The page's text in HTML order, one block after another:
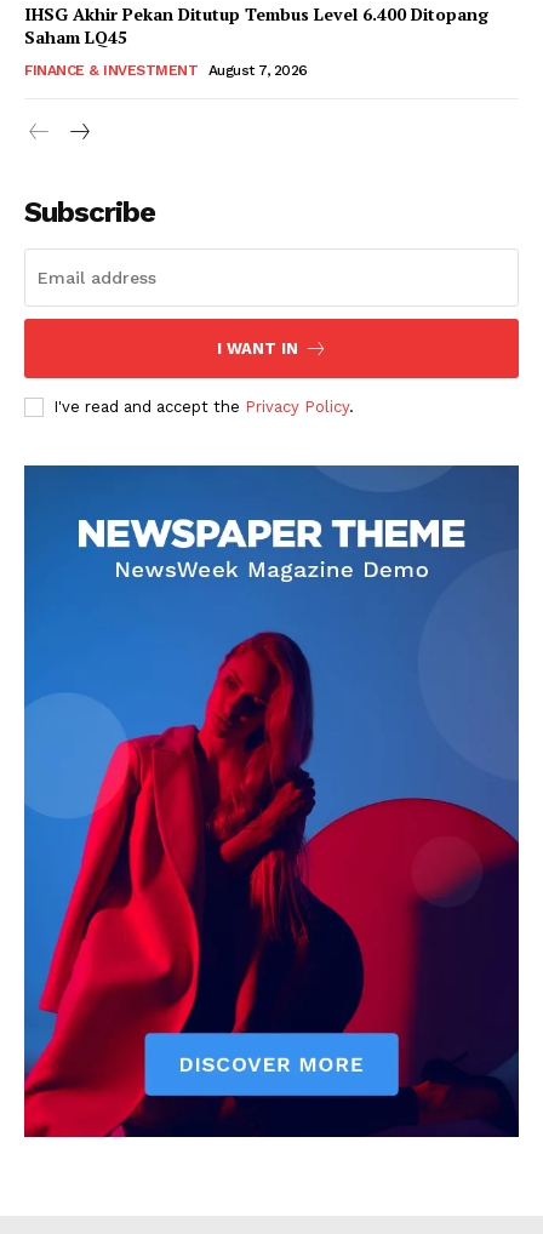
IHSG Akhir Pekan Ditutup Tembus Level 6.400 Ditopang
Saham LQ45
FINANCE & INVESTMENT August 7, 2026
Subscribe
I WANT IN
I've read and accept the Privacy Policy.